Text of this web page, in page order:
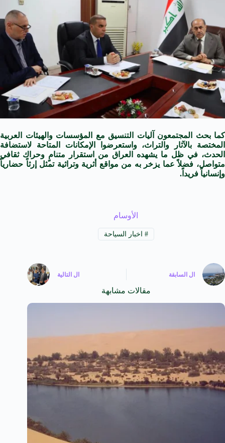
كما بحث المجتمعون آليات التنسيق مع المؤسسات والهيئات العربية
المختصة بالآثار والتراث، واستعرضوا الإمكانات المتاحة لاستضافة
الحدث، في ظل ما يشهده العراق من استقرار متنامٍ وحراك ثقافي
متواصل، فضلاً عما يزخر به من مواقع أثرية وتراثية تمثل إرثاً حضارياً
وإنسانياً فريداً.
الأوسام
# اخبار السياحة
ال السابقة ال التالية
مقالات مشابهة